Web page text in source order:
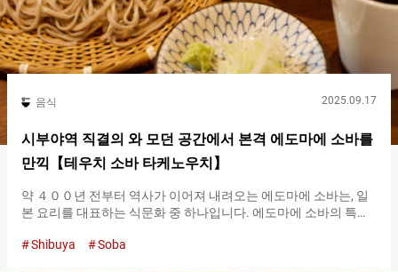
음식 2025.09.17
시부야역 직결의 와 모던 공간에서 본격 에도마에 소바를
만끽【테우치 소바 타케노우치】
약 ４００년 전부터 역사가 이어져 내려오는 에도마에 소바는, 일
본 요리를 대표하는 식문화 중 하나입니다. 에도마에 소바의 특징
할, 밀가루가 약 ２할의 배합입니다. 소바의 풍미를 확실히 느낄 수
Shibuya Soba